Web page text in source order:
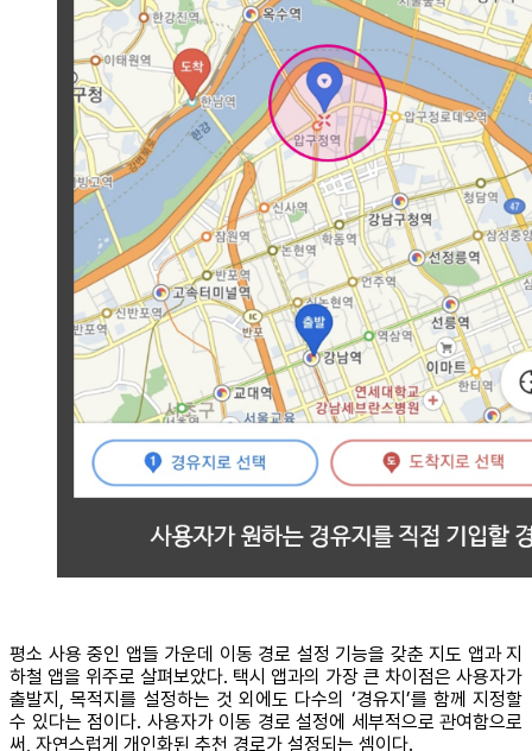
평소 사용 중인 앱들 가운데 이동 경로 설정 기능을 갖춘 지도 앱과 지
하철 앱을 위주로 살펴보았다. 택시 앱과의 가장 큰 차이점은 사용자가
출발지, 목적지를 설정하는 것 외에도 다수의 ‘경유지’를 함께 지정할
수 있다는 점이다. 사용자가 이동 경로 설정에 세부적으로 관여함으로
써, 자연스럽게 개인화된 추천 경로가 설정되는 셈이다.